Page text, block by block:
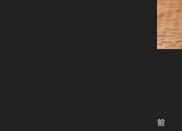
投
前
前